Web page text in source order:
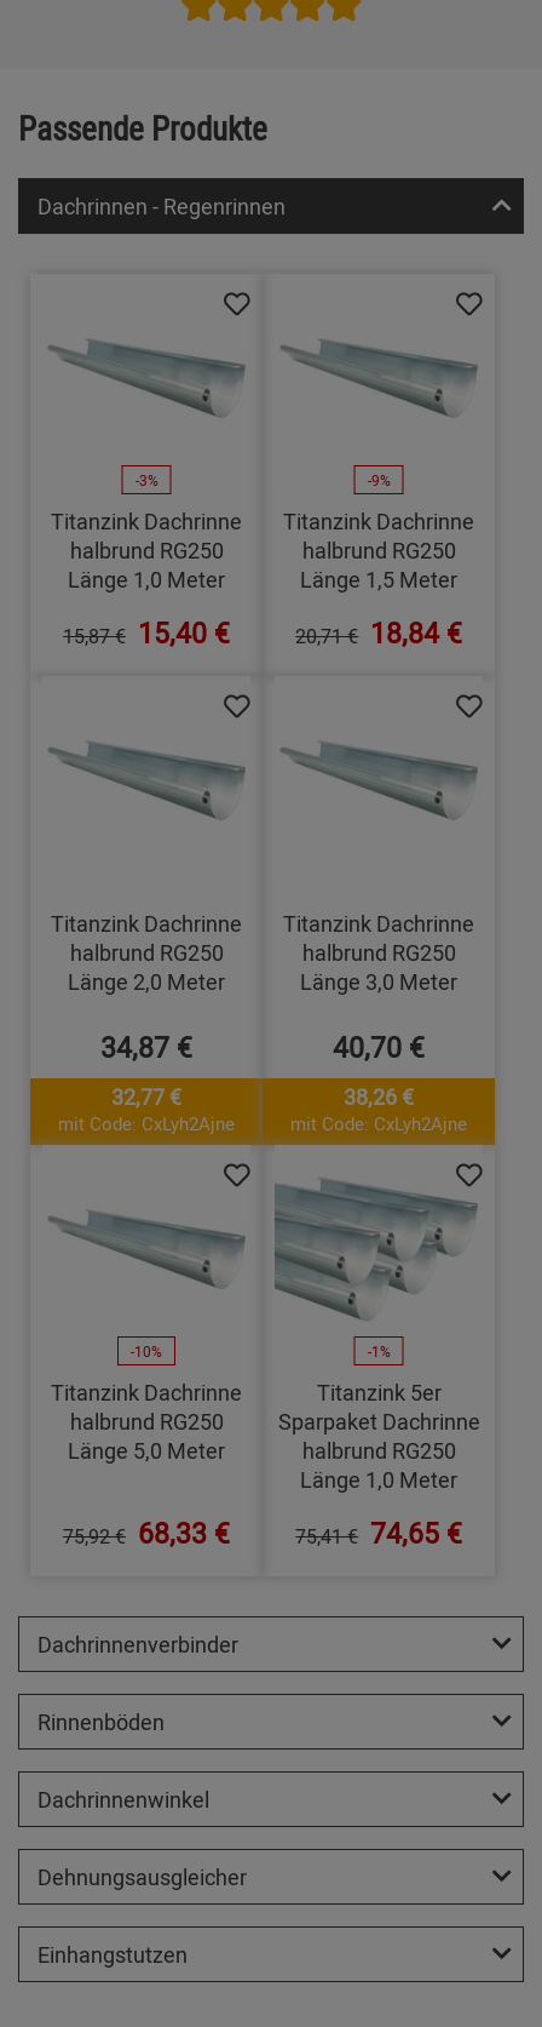
Passende Produkte
Dachrinnen - Regenrinnen
-3%
Titanzink Dachrinne
halbrund RG250
Länge 1,0 Meter
15,87 € 15,40 €
-9%
Titanzink Dachrinne
halbrund RG250
Länge 1,5 Meter
20,71 € 18,84 €
Titanzink Dachrinne
halbrund RG250
Länge 2,0 Meter
34,87 €
32,77 €
mit Code: CxLyh2Ajne
Titanzink Dachrinne
halbrund RG250
Länge 3,0 Meter
40,70 €
38,26 €
mit Code: CxLyh2Ajne
-10%
Titanzink Dachrinne
halbrund RG250
Länge 5,0 Meter
75,92 € 68,33 €
-1%
Titanzink 5er
Sparpaket Dachrinne
halbrund RG250
Länge 1,0 Meter
75,41 € 74,65 €
Dachrinnenverbinder
Rinnenböden
Dachrinnenwinkel
Dehnungsausgleicher
Einhangstutzen